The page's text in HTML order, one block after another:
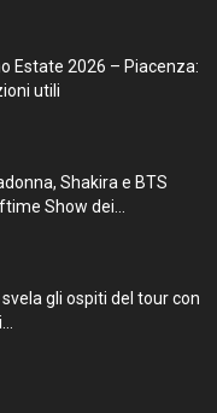
Estate 2026 – Piacenza:
utili
Shakira e BTS
Show dei...
gli ospiti del tour con